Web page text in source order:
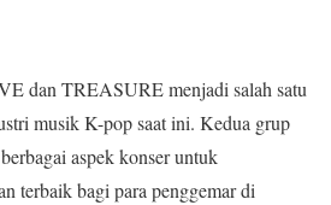
dan TREASURE menjadi salah satu
musik K-pop saat ini. Kedua grup
aspek konser untuk
terbaik bagi para penggemar di